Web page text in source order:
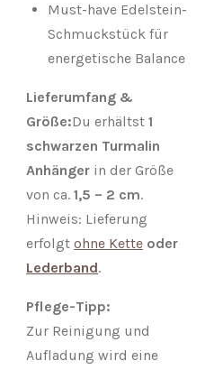
Must-have Edelstein-
Schmuckstück für
energetische Balance
Lieferumfang &
Größe:Du erhältst 1
schwarzen Turmalin
Anhänger in der Größe
von ca. 1,5 – 2 cm.
Hinweis: Lieferung
erfolgt ohne Kette oder
Lederband.
Pflege-Tipp:
Zur Reinigung und
Aufladung wird eine